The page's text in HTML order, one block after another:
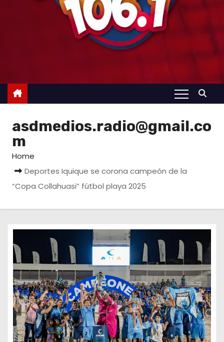
asdmedios.radio@gmail.co
m
Home
Deportes Iquique se corona campeón de la
“Copa Collahuasi” fútbol playa 2025